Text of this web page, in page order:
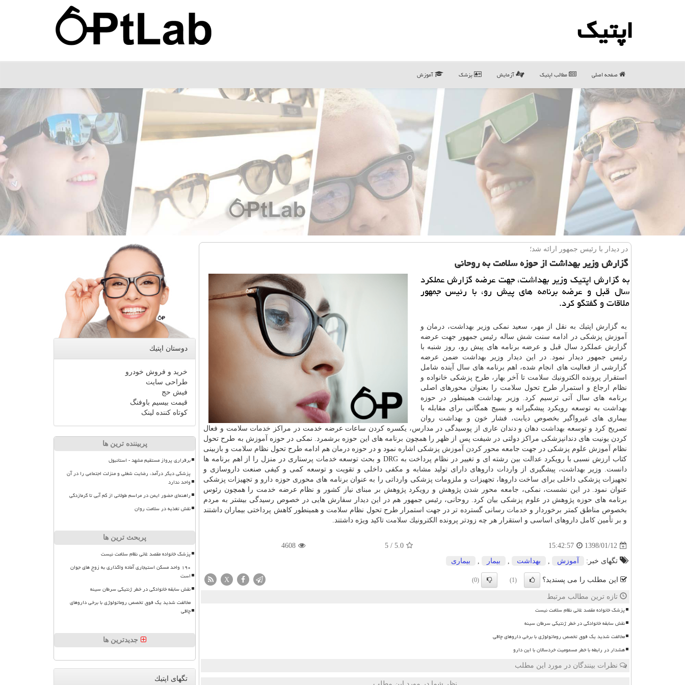
اپتیك
صفحه اصلی مطالب اپتیك آزمایش پزشک آموزش
در دیدار با رئیس جمهور ارائه شد؛
گزارش وزیر بهداشت از حوزه سلامت به روحانی
به گزارش اپتیك وزیر بهداشت، جهت عرضه گزارش عملكرد
سال قبل و عرضه برنامه های پیش رو، با رئیس جمهور
ملاقات و گفتگو كرد.
به گزارش اپتیك به نقل از مهر، سعید نمكی وزیر بهداشت، درمان و
آموزش پزشكی در ادامه سنت شش ساله رئیس جمهور جهت عرضه
گزارش عملكرد سال قبل و عرضه برنامه های پیش رو، روز شنبه با
رئیس جمهور دیدار نمود. در این دیدار وزیر بهداشت ضمن عرضه
گزارشی از فعالیت های انجام شده، اهم برنامه های سال آینده شامل
استقرار پرونده الكترونیك سلامت تا آخر بهار، طرح پزشكی خانواده و
نظام ارجاع و استمرار طرح تحول سلامت را بعنوان محورهای اصلی
برنامه های سال آتی ترسیم كرد. وزیر بهداشت همینطور در حوزه
بهداشت به توسعه رویكرد پیشگیرانه و بسیج همگانی برای مقابله با
بیماری های غیرواگیر بخصوص دیابت، فشار خون و بهداشت روان
تصریح كرد و توسعه بهداشت دهان و دندان عاری از پوسیدگی در مدارس، یكسره كردن ساعات عرضه خدمت در مراكز خدمات سلامت و فعال
كردن یونیت های دندانپزشكی مراكز دولتی در شیفت پس از ظهر را همچون برنامه های این حوزه برشمرد. نمكی در حوزه آموزش به طرح تحول
نظام آموزش علوم پزشكی در جهت جامعه محور كردن آموزش پزشكی اشاره نمود و در حوزه درمان هم ادامه طرح تحول نظام سلامت و بازبینی
كتاب ارزش نسبی با رویكرد عدالت بین رشته ای و تغییر در نظام پرداخت به DRG و بحث توسعه
خدمات پرستاری در منزل را از اهم برنامه ها
دانست. وزیر بهداشت، پیشگیری از واردات داروهای دارای تولید مشابه و مكفی داخلی و تقویت و توسعه كمی و كیفی صنعت داروسازی و
تجهیزات پزشكی داخلی برای ساخت داروها، تجهیزات و ملزومات پزشكی وارداتی را به عنوان برنامه های محوری حوزه دارو و تجهیزات پزشكی
عنوان نمود. در این نشست، نمكی، جامعه محور شدن پژوهش و رویكرد پژوهش بر مبنای نیاز كشور و نظام عرضه خدمت را همچون رئوس
برنامه های حوزه پژوهش در علوم پزشكی بیان كرد. روحانی، رئیس جمهور هم در این دیدار سفارش هایی در خصوص رسیدگی بیشتر به مردم
بخصوص مناطق كمتر برخوردار و خدمات رسانی گسترده تر در جهت استمرار طرح تحول نظام سلامت و همینطور كاهش پرداختی بیماران داشتند
و بر تأمین كامل داروهای اساسی و استقرار هر چه زودتر پرونده الكترونیك سلامت تاكید ویژه داشتند.
1398/01/12
15:42:57
5.0
/
5
4608
تگهای خبر: آموزش , بهداشت , بیمار , بیماری
این مطلب را می پسندید؟ (1)
(0)
X
تازه ترین مطالب مرتبط
پزشک خانواده مقصد غائی نظام سلامت نیست
نقش سابقه خانوادگی در خطر ژنتیکی سرطان سینه
مخالفت شدید یک فوق تخصص روماتولوژی با برخی داروهای چاقی
هشدار در رابطه با خطر مسمومیت خردسالان با این دارو
نظرات بینندگان در مورد این مطلب
دوستان اپتیك
خرید و فروش خودرو
طراحی سایت
فیش حج
قیمت بیسیم باوفنگ
کوتاه کننده لینک
پربیننده ترین ها
برقراری پرواز مستقیم مشهد - استانبول
پزشکی دیگر درآمد، رضایت شغلی و منزلت اجتماعی را در آن
واحد ندارد
راهنمای حضور ایمن در مراسم طولانی از کم آبی تا گرمازدگی
نقش تغذیه در سلامت روان
پربحث ترین ها
پزشک خانواده مقصد غائی نظام سلامت نیست
۱۹۰ واحد مسکن استیجاری آماده واگذاری به زوج های جوان
است
نقش سابقه خانوادگی در خطر ژنتیکی سرطان سینه
مخالفت شدید یک فوق تخصص روماتولوژی با برخی داروهای
چاقی
جدیدترین ها
تگهای اپتیك